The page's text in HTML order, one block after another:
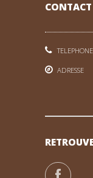
CONTACT
ADRESSE